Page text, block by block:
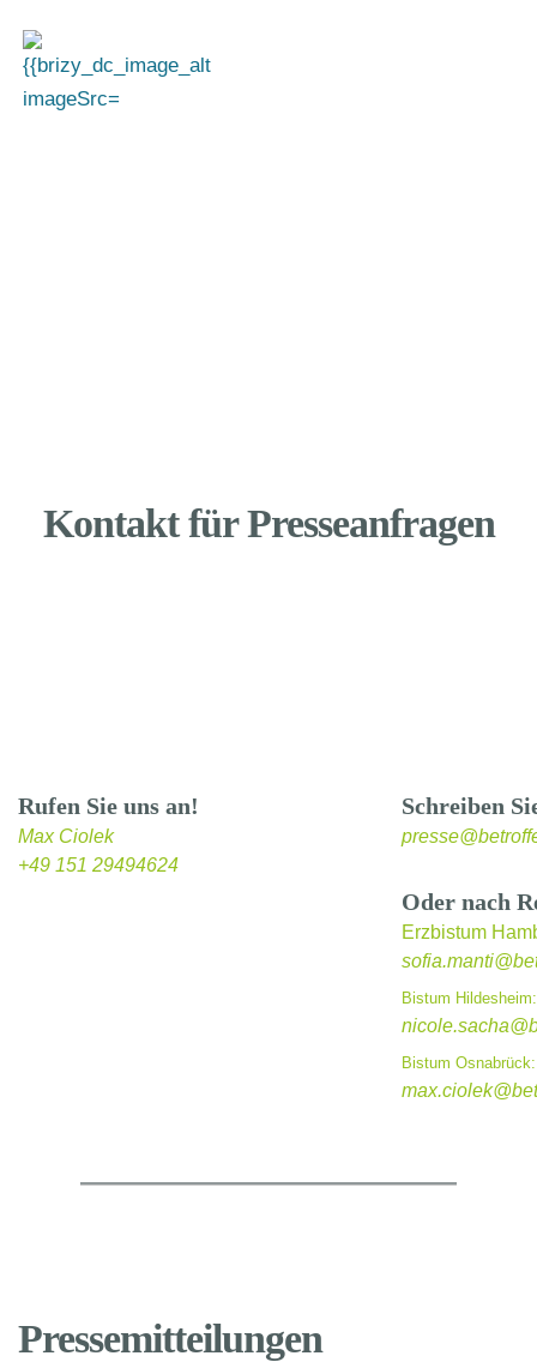
Kontakt für Presseanfragen
Rufen Sie uns an!
Max Ciolek
+49 151 29494624
Schreiben
Oder nach
Erzbistum
Bistum
Bistum
Pressemitteilungen